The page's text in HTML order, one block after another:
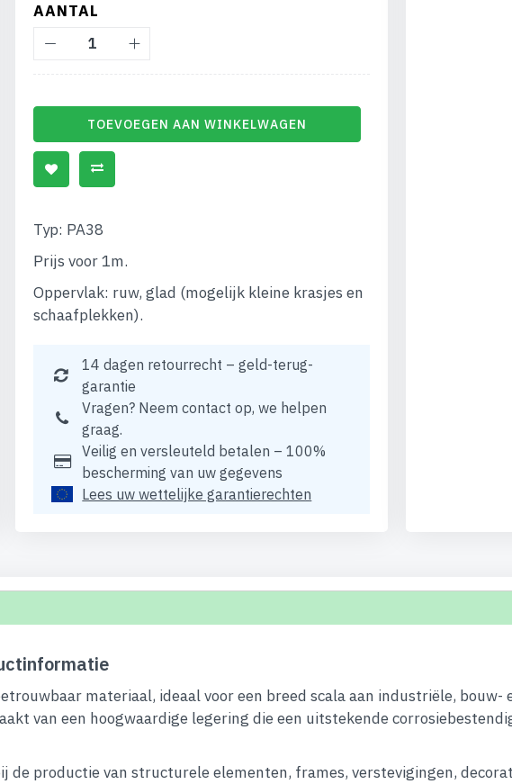
AANTAL
TOEVOEGEN AAN WINKELWAGEN
Typ: PA38
Prijs voor 1m.
Oppervlak: ruw, glad (mogelijk kleine krasjes en
schaafplekken).
14 dagen retourrecht – geld-terug-
garantie
Vragen? Neem contact op, we helpen
graag.
Veilig en versleuteld betalen – 100%
bescherming van uw gegevens
Lees uw wettelijke garantierechten
materiaal, ideaal voor een breed scala aan industriële, bouw-
van een hoogwaardige legering die een uitstekende
productie van structurele elementen, frames, verstevigingen,